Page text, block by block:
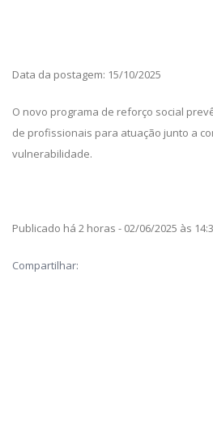
Data da postagem: 15/10/2025
O novo programa de reforço social
de profissionais para atuação junto a
vulnerabilidade.
Publicado há 2 horas - 02/06/2025 às
Compartilhar: